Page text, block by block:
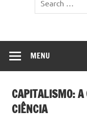
MENU
CAPITALISMO: A
CIÊNCIA